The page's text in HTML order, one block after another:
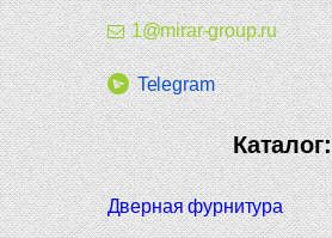
1@mirar-group.ru
Telegram
Каталог:
Дверная фурнитура